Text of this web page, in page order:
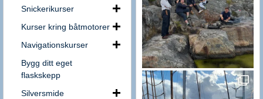
Snickerikurser
Kurser kring båtmotorer
Navigationskurser
Bygg ditt eget
flaskskepp
Silversmide